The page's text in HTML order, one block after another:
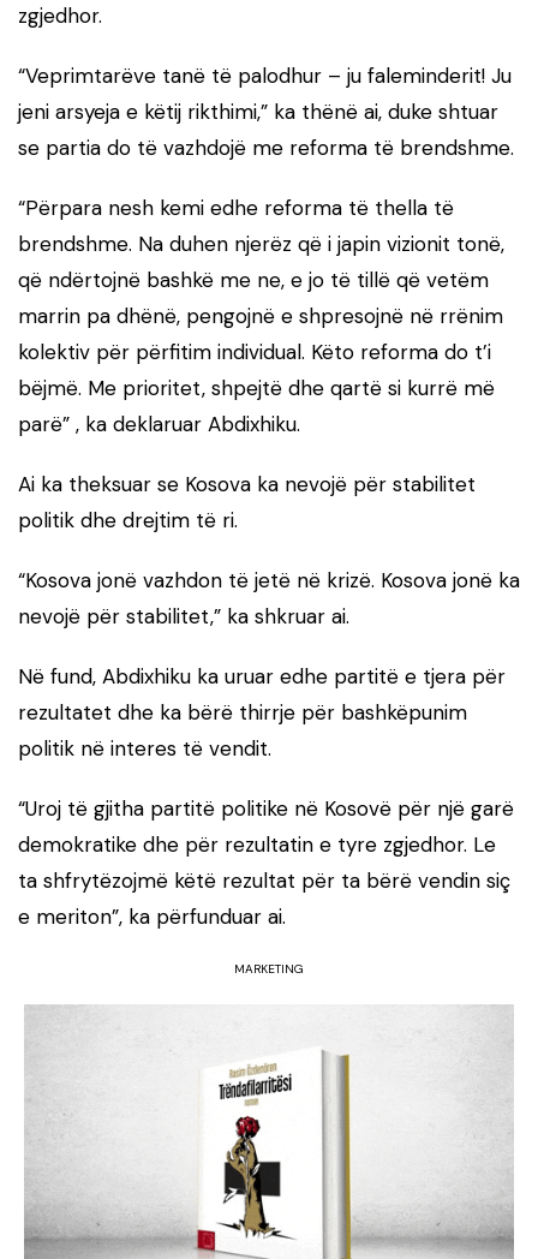
zgjedhor.
“Veprimtarëve tanë të palodhur – ju faleminderit! Ju
jeni arsyeja e këtij rikthimi,” ka thënë ai, duke shtuar
se partia do të vazhdojë me reforma të brendshme.
“Përpara nesh kemi edhe reforma të thella të
brendshme. Na duhen njerëz që i japin vizionit tonë,
që ndërtojnë bashkë me ne, e jo të tillë që vetëm
marrin pa dhënë, pengojnë e shpresojnë në rrënim
kolektiv për përfitim individual. Këto reforma do t’i
bëjmë. Me prioritet, shpejtë dhe qartë si kurrë më
parë” , ka deklaruar Abdixhiku.
Ai ka theksuar se Kosova ka nevojë për stabilitet
politik dhe drejtim të ri.
“Kosova jonë vazhdon të jetë në krizë. Kosova jonë ka
nevojë për stabilitet,” ka shkruar ai.
Në fund, Abdixhiku ka uruar edhe partitë e tjera për
rezultatet dhe ka bërë thirrje për bashkëpunim
politik në interes të vendit.
“Uroj të gjitha partitë politike në Kosovë për një garë
demokratike dhe për rezultatin e tyre zgjedhor. Le
ta shfrytëzojmë këtë rezultat për ta bërë vendin siç
e meriton”, ka përfunduar ai.
MARKETING